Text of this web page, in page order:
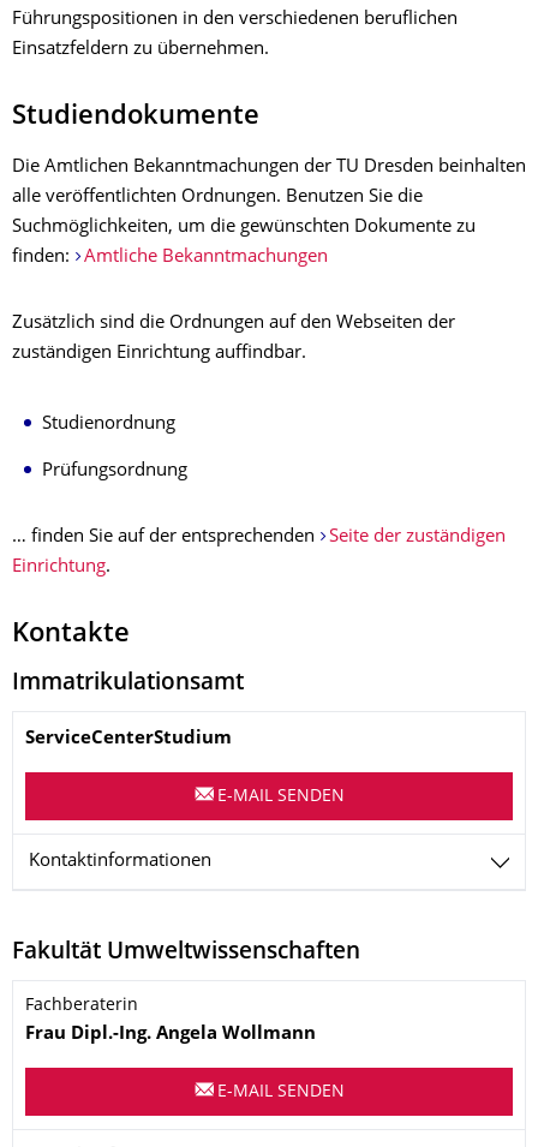
Führungspositionen in den verschiedenen beruflichen
Einsatzfeldern zu übernehmen.
Studiendokumente
Die Amtlichen Bekanntmachungen der TU Dresden beinhalten
alle veröffentlichten Ordnungen. Benutzen Sie die
Suchmöglichkeiten, um die gewünschten Dokumente zu
finden:
Amtliche Bekanntmachungen
Zusätzlich sind die Ordnungen auf den Webseiten der
zuständigen Einrichtung auffindbar.
Studienordnung
Prüfungsordnung
… finden Sie auf der entsprechenden
Seite der zuständigen
Einrichtung.
Kontakte
Immatrikulationsamt
Name
ServiceCenterStudium
E-MAIL SENDEN
Kontaktinformationen
Fakultät Umweltwissenschaften
Name
Fachberaterin
Frau Dipl.-Ing. Angela Wollmann
E-MAIL SENDEN